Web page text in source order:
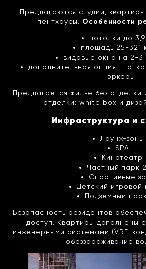
Предлагаются студии, квартиры
пентхаусы. Особенности
потолки до
площадь 25-321
видовые окна на 2-3
дополнительная опция —
эркеры.
Предлагается жилье без отделки
отделки: white box и
Инфраструктура и
Лаунж-зоны
SPA
Кинотеатр
Частный парк
Спортивные
Детский игровой
Подземный
Безопасность резидентов
доступ. Квартиры дополнены
инженерными системами (VRF-
обеззараживание